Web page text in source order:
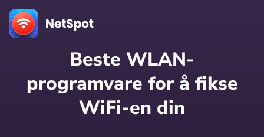
Beste WLAN-
programvare for å fikse
WiFi-en din